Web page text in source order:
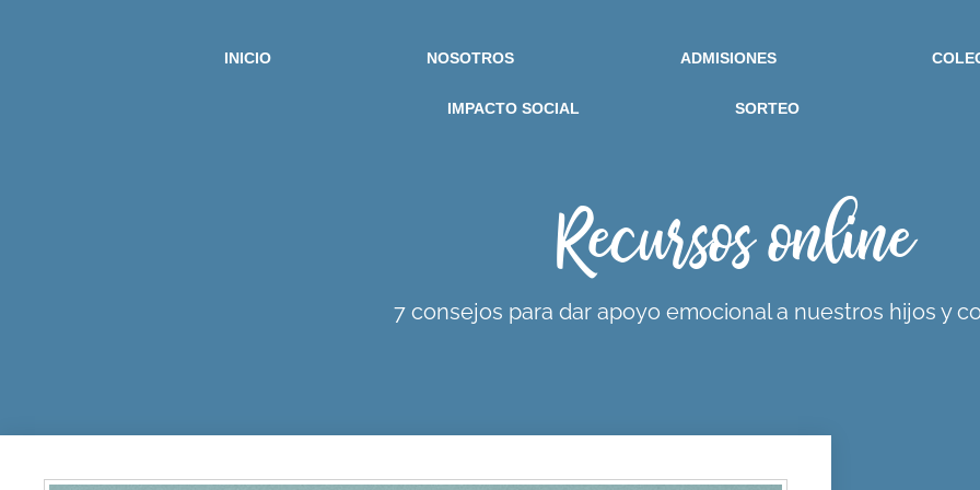
INICIO NOSOTROS ADMISIONES
IMPACTO SOCIAL SORTEO
Recursos online
7 consejos para dar apoyo emocional a nuestros hijos y